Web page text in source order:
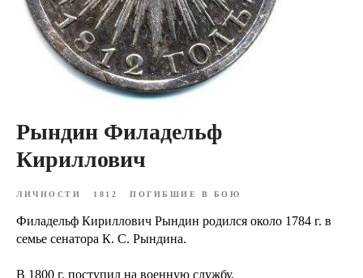
Рындин Филадельф
Кириллович
ЛИЧНОСТИ 1812 ПОГИБШИЕ В БОЮ
Филадельф Кириллович Рындин родился около 1784 г. в
семье сенатора К. С. Рындина.
В 1800 г. поступил на военную службу.